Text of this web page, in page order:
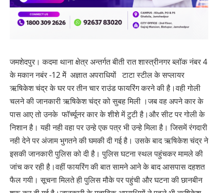
जमशेदपुर। कदमा थाना क्षेत्र अन्तर्गत बीती रात शास्त्रीनगर ब्लॉक नंबर 4
के मकान नबंर -12 मेें अज्ञात अपराधियों टाटा स्टील के सप्लायर
ऋषिकेश चंद्र के घर पर तीन चार राउंड फायरिंग करने की है।वही गोली
चलने की जानकारी ऋषिकेश चंद्र को सुबह मिली ।जब वह अपने कार के
पास आए तो उनके फॉर्च्यूनर कार के शीशे में टुटी है।और सीट पर गोली के
निशान है। यही नही वहा पर उन्हे एक पत्र भी उन्हे मिला है। जिसमें रंगदारी
नही देने पर अंजाम भुगतने की घमकी दी गई है। उसके बाद ऋषिकेश चंद्र ने
इसकी जानकारी पुलिस को दी है। पुलिस घटना स्थल पहुंचकर मामले की
जांच कर रही है।वहीं फायरिंग की बात सामने आने के बाद आसपास दहशत
फैल गयी। सूचना मिलते ही पुलिस मौके पर पहुंची और घटना की छानबीन